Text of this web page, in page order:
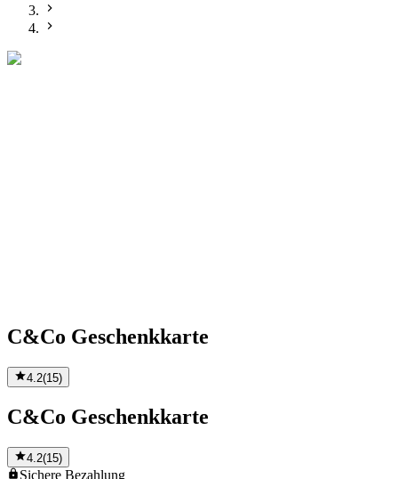
C&Co Geschenkkarte
4.2(15)
C&Co Geschenkkarte
4.2(15)
Sichere Bezahlung